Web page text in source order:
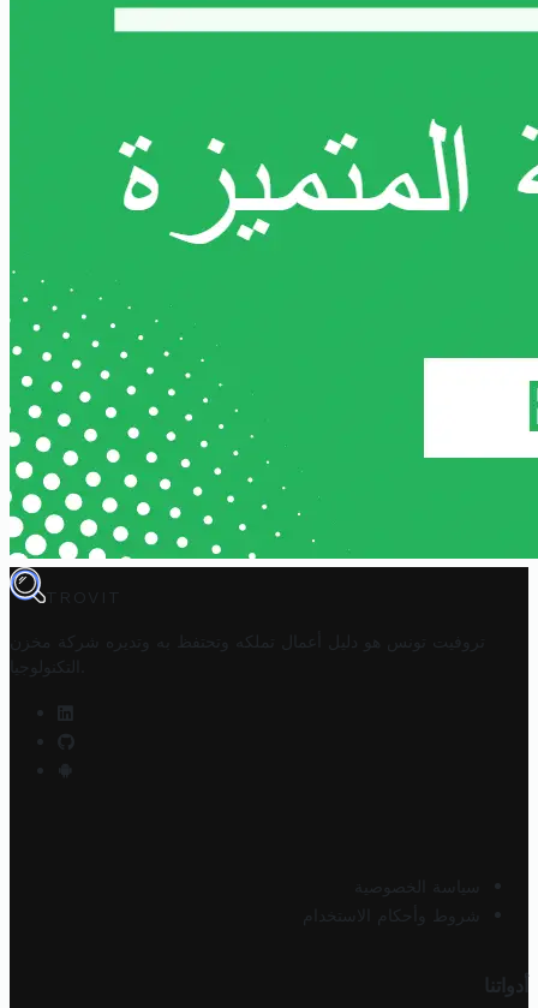
TROVIT
تروفيت تونس هو دليل أعمال تملكه وتحتفظ به وتديره
شركة مخزن
التكنولوجيا
سياسة الخصوصية
شروط وأحكام الاستخدام
أدواتنا